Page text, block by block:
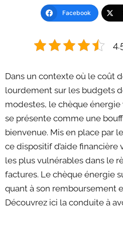
Facebook
Dans un contexte où le coût
lourdement sur les budgets
modestes, le chèque
se présente comme une
bienvenue. Mis en place par
ce dispositif d’aide financière
les plus vulnérables dans le
factures. Le chèque énergie
quant à son remboursement
Découvrez ici la conduite à